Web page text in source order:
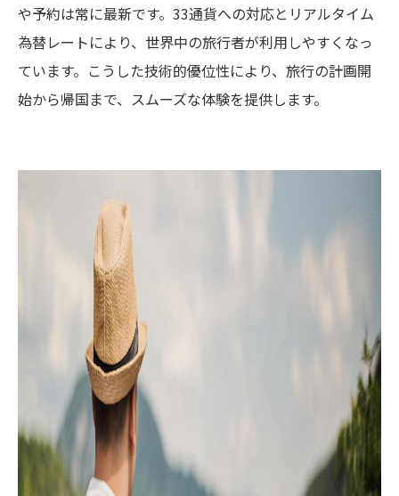
や予約は常に最新です。33通貨への対応とリアルタイム
為替レートにより、世界中の旅行者が利用しやすくなっ
ています。こうした技術的優位性により、旅行の計画開
始から帰国まで、スムーズな体験を提供します。